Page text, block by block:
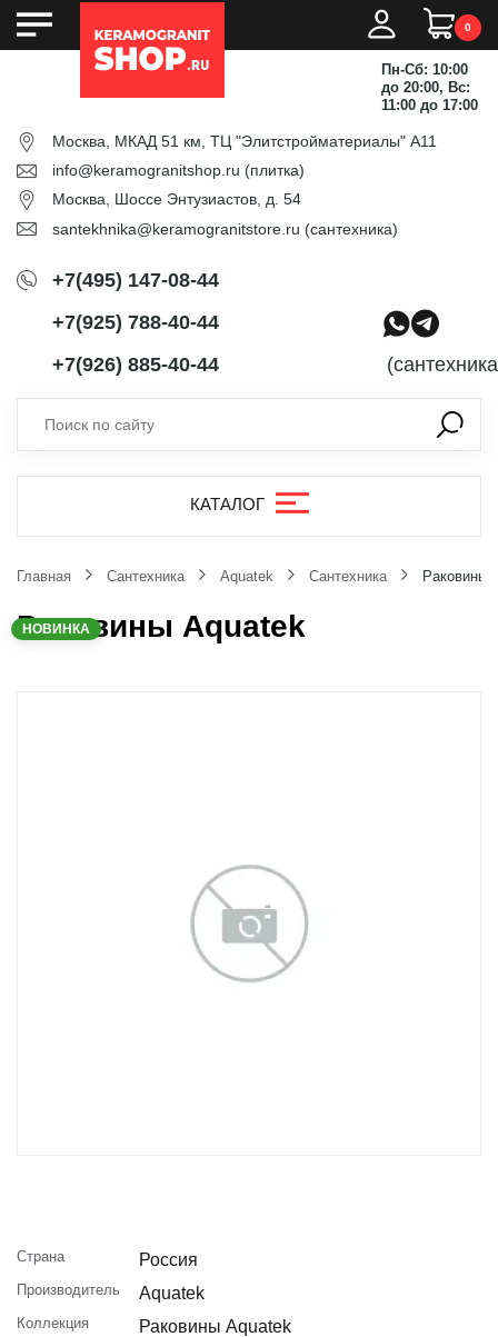
0
Пн-Сб: 10:00
до 20:00, Вс:
11:00 до 17:00
Москва, МКАД 51 км, ТЦ "Элитстройматериалы" А11
info@keramogranitshop.ru (плитка)
Москва, Шоссе Энтузиастов, д. 54
santekhnika@keramogranitstore.ru (сантехника)
+7(495) 147-08-44
+7(925) 788-40-44
+7(926) 885-40-44
КАТАЛОГ
Главная Сантехника Aquatek Сантехника Раковины
Раковины Aquatek
НОВИНКА
Страна Россия
Производитель Aquatek
Коллекция Раковины Aquatek